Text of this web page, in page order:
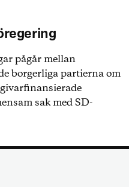
pågår mellan
borgerliga partierna om
sak med SD-